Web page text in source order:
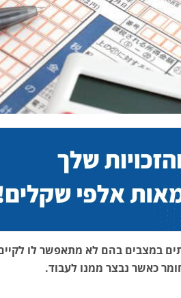
במצבים בהם לא מתאפשר לו לקיים
כאשר נבצר ממנו לעבוד.